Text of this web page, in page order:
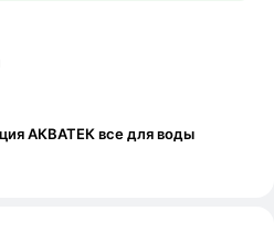
АКВАТЕК все для воды